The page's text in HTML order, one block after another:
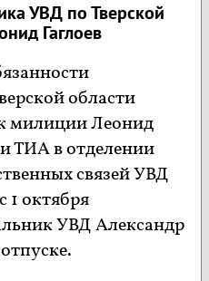
УВД по Тверской
Гаглоев
области
милиции Леонид
ТИА в отделении
связей УВД
1 октября
УВД Александр